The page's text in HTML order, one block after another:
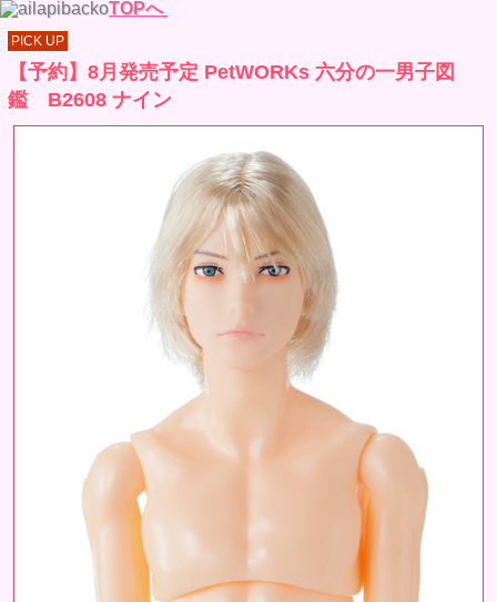
TOPへ
PICK UP
【予約】8月発売予定 PetWORKs 六分の一男子図
鑑 B2608 ナイン